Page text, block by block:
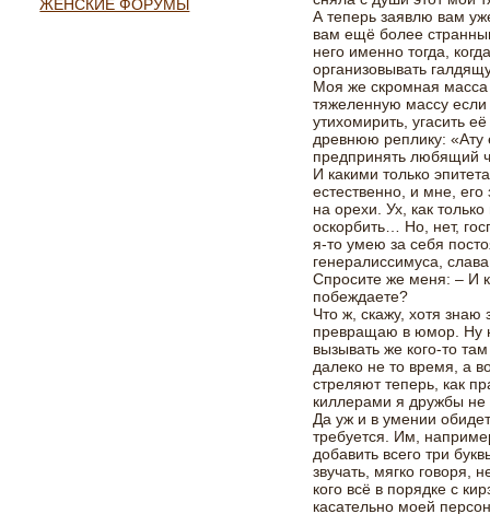
ЖЕНСКИЕ ФОРУМЫ
А теперь заявлю вам
вам ещё более
него именно тогда,
организовывать
Моя же скромная масса
тяжеленную массу если
утихомирить, угасить
древнюю реплику: «Ату
предпринять любящий
И какими только
естественно, и мне,
на орехи. Ух, как
оскорбить… Но, нет,
я-то умею за себя
генералиссимуса,
Спросите же меня: – И
побеждаете?
Что ж, скажу, хотя
превращаю в юмор. Ну
вызывать же кого-то
далеко не то время, а
стреляют теперь, как
киллерами я дружбы не
Да уж и в умении
требуется. Им,
добавить всего три
звучать, мягко говоря,
кого всё в порядке с
касательно моей